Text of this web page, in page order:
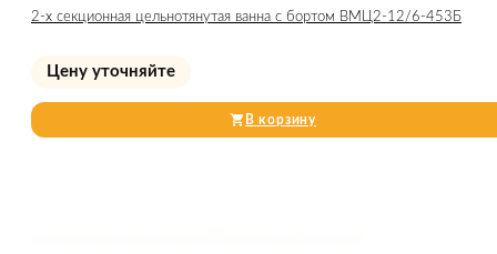
2-х секционная цельнотянутая ванна с бортом ВМЦ2-12/6-453Б
Цену уточняйте
В корзину